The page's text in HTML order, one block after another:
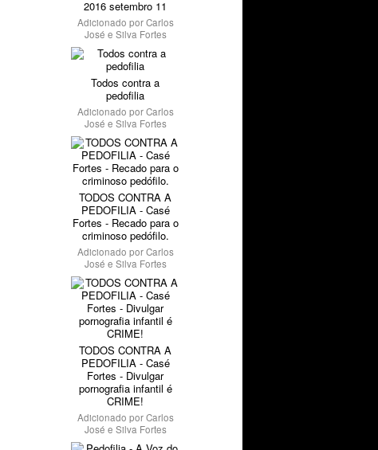
2016 setembro 11
Adicionado porCarlos
José e Silva Fortes
Todos contra a
pedofilia
Adicionado porCarlos
José e Silva Fortes
TODOS CONTRA A
PEDOFILIA - Casé
Fortes - Recado para o
criminoso pedófilo.
Adicionado porCarlos
José e Silva Fortes
TODOS CONTRA A
PEDOFILIA - Casé
Fortes - Divulgar
pornografia infantil é
CRIME!
Adicionado porCarlos
José e Silva Fortes